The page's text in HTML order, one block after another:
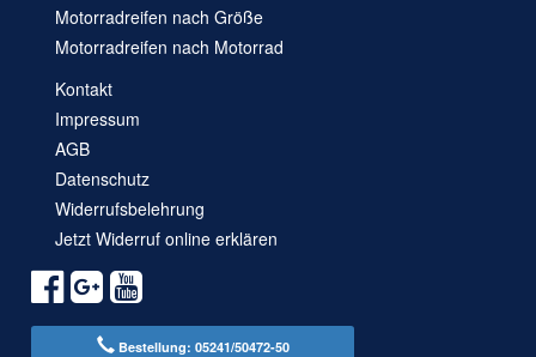
Motorradreifen nach Größe
Motorradreifen nach Motorrad
Kontakt
Impressum
AGB
Datenschutz
Widerrufsbelehrung
Jetzt Widerruf online erklären
Bestellung: 05241/50472-50